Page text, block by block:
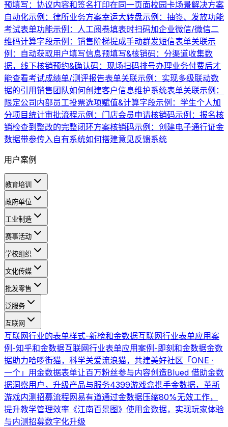
预填写：协议内容和签名打印在同一页面校园卡场景解决方案
自动化示例：律所业务方案幸运大转盘示例：抽签、发放功能
考试表单功能示例：人工阅卷填表时扫码加企业微信/微信二
维码计算字段示例：销售阶梯提成手动群发短信表单关联示
例：自动获取用户填写信息预填写&核销码：分渠道收集数
据，线下核销预约&确认码：现场扫码排号办理业务付费后才
能查看考试成绩单/测评报告表单关联示例：实现多级联动数
据的引用销售团队如何创建客户信息维护系统表单关联示例：
限定公司内部员工投票选项赋值&计算字段示例：学生个人加
分项目统计审批流程示例：门店会员申请核销码示例：报名核
销检查到整改的完整闭环方案核销码示例：创建电子通行证金
数据带参传入自有系统如何搭建意见反馈系统
用户案例
教育培训
政府单位
工业制造
赛事活动
学校组织
文化传媒
批发零售
泛服务
互联网
互联网行业的表单样式-新榜和金数据互联网行业表单应用案
例-知乎和金数据互联网行业表单应用案例-即刻和金数据金数
据助力哈啰街猫，科学关爱流浪猫，共建美好社区 「ONE ·
一个」用金数据表单让百万粉丝参与内容创造Blued 借助金数
据洞察用户，升级产品与服务4399游戏盒携手金数据，革新
游戏内测招募流程网易有道通过金数据压缩80%无效工作，
提升教学管理效率 《江南百景图》使用金数据，实现玩家体验
与内测招募数字化升级